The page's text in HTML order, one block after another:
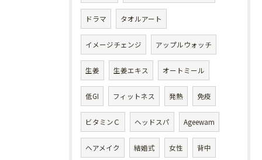
ドラマ タオルアート
イメージチェンジ アップルウォッチ
生姜 生姜エキス オートミール
低GI フィットネス 発熱 免疫
ビタミンＣ ヘッドスパ Ageewam
ヘアメイク 結婚式 女性 背中